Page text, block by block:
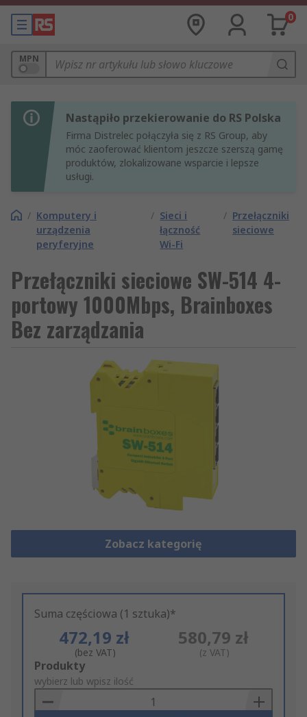
0
MPN
Nastąpiło przekierowanie do RS Polska
Firma Distrelec połączyła się z RS Group, aby
móc zaoferować klientom jeszcze szerszą gamę
produktów, zlokalizowane wsparcie i lepsze
usługi.
/ Komputery i
urządzenia
peryferyjne
/ Sieci i
łączność
Wi-Fi
/ Przełączniki
sieciowe
Przełączniki sieciowe SW-514 4-
portowy 1000Mbps, Brainboxes
Bez zarządzania
Zobacz kategorię
Suma częściowa (1 sztuka)*
472,19 zł
(bez VAT)
580,79 zł
(z VAT)
Add
to
Basket
Produkty
wybierz lub wpisz ilość